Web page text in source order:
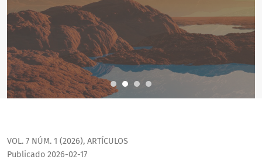
VOL. 7 NÚM. 1 (2026), ARTÍCULOS
Publicado 2026-02-17